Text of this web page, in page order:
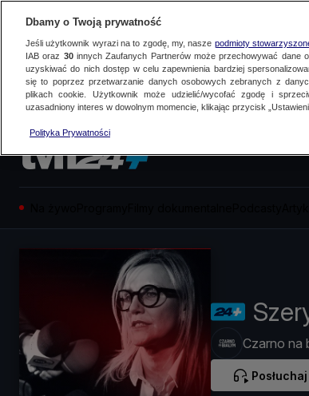
Czarno na
Posłuchaj
Dbamy o Twoją prywatność
Jeśli użytkownik wyrazi na to zgodę, my, nasze podmioty
IAB oraz 30innych Zaufanych Partnerów może przechowywać dane
uzyskiwać do nich dostęp w celu zapewnienia bardziej
się to poprzez przetwarzanie danych osobowych zebranych z
plikach cookie. Użytkownik może udzielić/wycofać zgodę i
uzasadniony interes w dowolnym momencie, klikając przycisk
Polityka Prywatności